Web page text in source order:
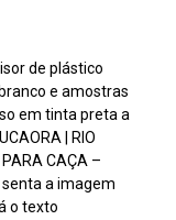
de plástico
e amostras
em tinta preta a
| RIO
PARA CAÇA –
senta a imagem
o texto